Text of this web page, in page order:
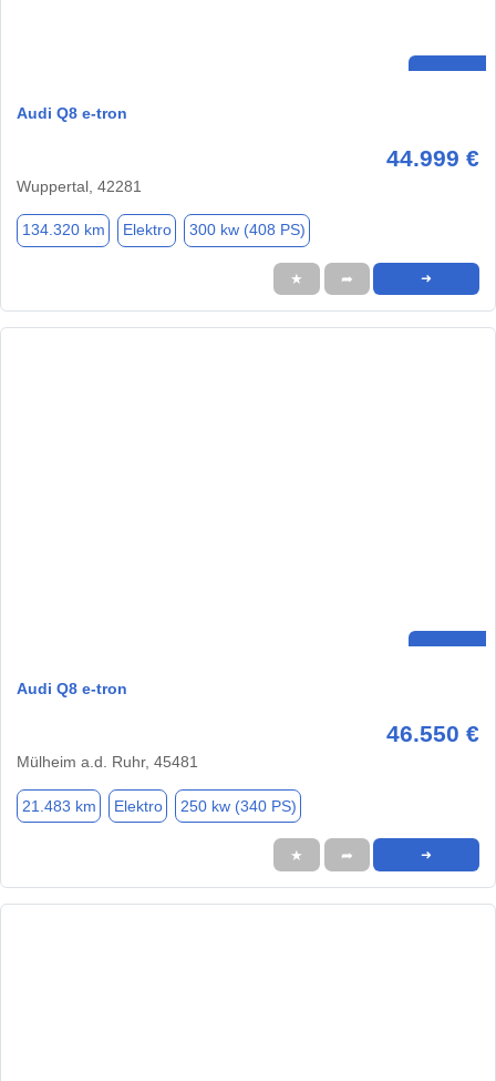
Audi Q8 e-tron
44.999 €
Wuppertal, 42281
134.320 km Elektro 300 kw (408 PS)
★ ➦ ➜
Audi Q8 e-tron
46.550 €
Mülheim a.d. Ruhr, 45481
21.483 km Elektro 250 kw (340 PS)
★ ➦ ➜